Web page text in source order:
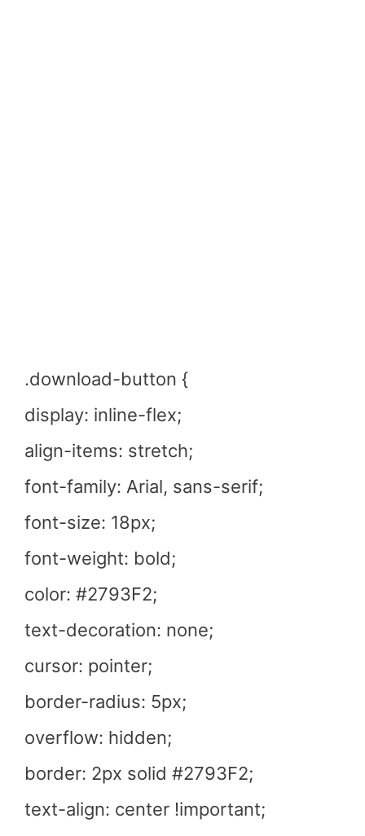
.download-button {
display: inline-flex;
align-items: stretch;
font-family: Arial, sans-serif;
font-size: 18px;
font-weight: bold;
color: #2793F2;
text-decoration: none;
cursor: pointer;
border-radius: 5px;
overflow: hidden;
border: 2px solid #2793F2;
text-align: center !important;